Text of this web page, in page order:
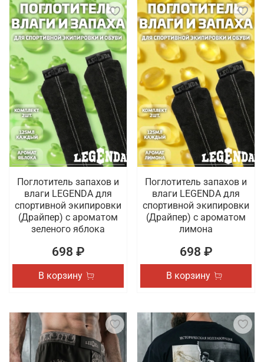
Поглотитель запахов и
влаги LEGENDA для
спортивной экипировки
(Драйпер) с ароматом
зеленого яблока
698 ₽
В корзину
Поглотитель запахов и
влаги LEGENDA для
спортивной экипировки
(Драйпер) с ароматом
лимона
698 ₽
В корзину